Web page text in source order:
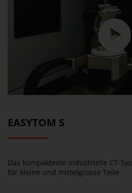
EASYTOM S
Das kompakteste industrielle CT-
für kleine und mittelgrosse Teile.